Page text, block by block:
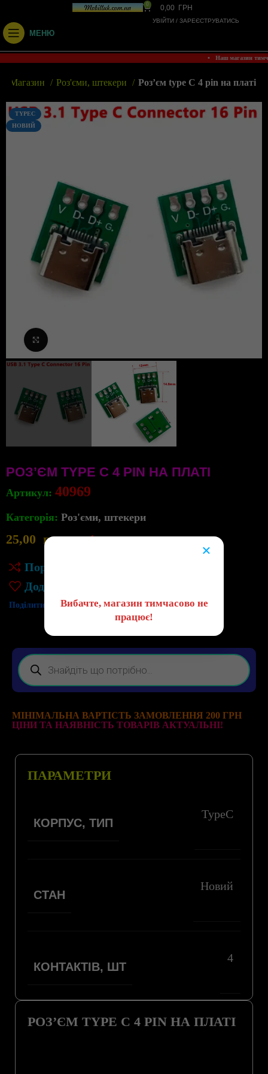
0 0,00 ГРН
УВІЙТИ / ЗАРЕЄСТРУВАТИСЬ
МЕНЮ
• Наш магазин
Магазин Роз'єми, штекери Роз’єм type C 4 pin на платі
TYPEC
НОВИЙ
РОЗ’ЄМ TYPE C 4 PIN НА ПЛАТІ
Артикул:40969
Категорія: Роз'єми, штекери
25,00 грн 4
Порівняння
Додати до списку бажань
Поділитись:
МІНІМАЛЬНА ВАРТІСТЬ ЗАМОВЛЕННЯ 200 ГРН
ЦІНИ ТА НАЯВНІСТЬ ТОВАРІВ АКТУАЛЬНІ!
РОЗ’ЄМ TYPE C 4 PIN НА ПЛАТІ
ПАРАМЕТРИ
КОРПУС, ТИП
TypeC
СТАН
Новий
КОНТАКТІВ, ШТ
4
×
Вибачте, магазин тимчасово не
працює!